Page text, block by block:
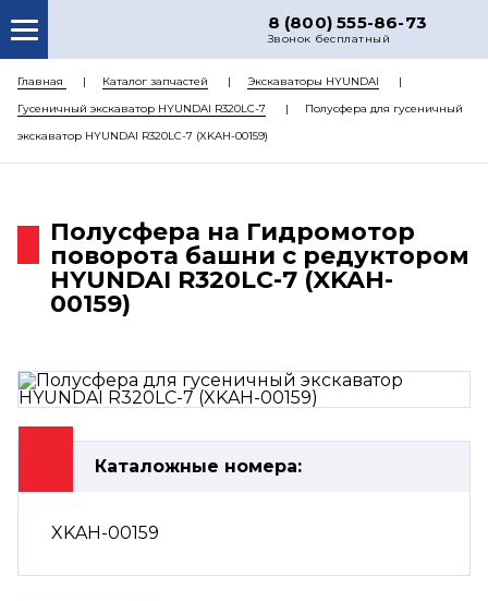
8 (800) 555-86-73
Звонок бесплатный
О НАС
КАТАЛОГ ЗАПЧАСТЕЙ
РЕМОНТ
ЦЕНЫ
КОНТАКТЫ
Главная Каталог запчастей
Экскаваторы HYUNDAI
Гусеничный экскаватор HYUNDAI R320LC-7
Полусфера для гусеничный
экскаватор HYUNDAI R320LC-7 (XKAH-00159)
Полусфера на Гидромотор
поворота башни с редуктором
HYUNDAI R320LC-7 (XKAH-
00159)
Каталожные номера:
XKAH-00159